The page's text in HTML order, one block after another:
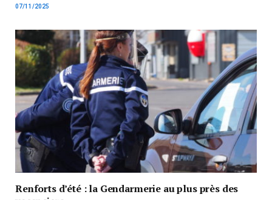
07/11/2025
Renforts d’été : la Gendarmerie au plus près des